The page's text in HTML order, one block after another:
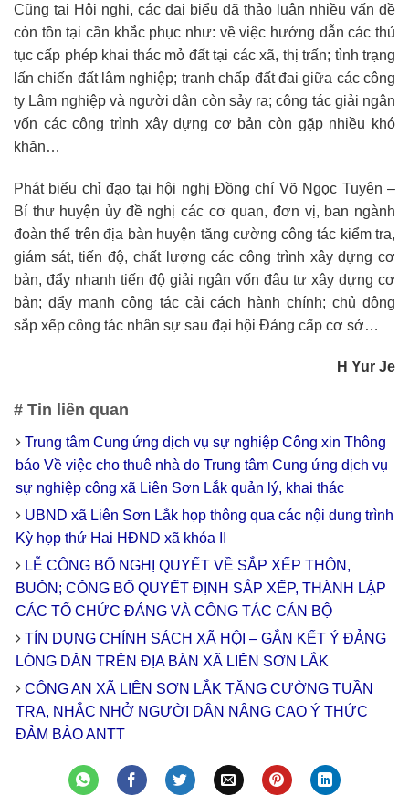
Cũng tại Hội nghị, các đại biểu đã thảo luận nhiều vấn đề
còn tồn tại cần khắc phục như: về việc hướng dẫn các thủ
tục cấp phép khai thác mỏ đất tại các xã, thị trấn; tình trạng
lấn chiến đất lâm nghiệp; tranh chấp đất đai giữa các công
ty Lâm nghiệp và người dân còn sảy ra; công tác giải ngân
vốn các công trình xây dựng cơ bản còn gặp nhiều khó
khăn…
Phát biểu chỉ đạo tại hội nghị Đồng chí Võ Ngọc Tuyên –
Bí thư huyện ủy đề nghị các cơ quan, đơn vị, ban ngành
đoàn thể trên địa bàn huyện tăng cường công tác kiểm tra,
giám sát, tiến độ, chất lượng các công trình xây dựng cơ
bản, đẩy nhanh tiến độ giải ngân vốn đâu tư xây dựng cơ
bản; đẩy mạnh công tác cải cách hành chính; chủ động
sắp xếp công tác nhân sự sau đại hội Đảng cấp cơ sở…
H Yur Je
# Tin liên quan
Trung tâm Cung ứng dịch vụ sự nghiệp Công xin Thông
báo Về việc cho thuê nhà do Trung tâm Cung ứng dịch vụ
sự nghiệp công xã Liên Sơn Lắk quản lý, khai thác
UBND xã Liên Sơn Lắk họp thông qua các nội dung trình
Kỳ họp thứ Hai HĐND xã khóa II
LỄ CÔNG BỐ NGHỊ QUYẾT VỀ SẮP XẾP THÔN,
BUÔN; CÔNG BỐ QUYẾT ĐỊNH SẮP XẾP, THÀNH LẬP
CÁC TỔ CHỨC ĐẢNG VÀ CÔNG TÁC CÁN BỘ
TÍN DỤNG CHÍNH SÁCH XÃ HỘI – GẮN KẾT Ý ĐẢNG
LÒNG DÂN TRÊN ĐỊA BÀN XÃ LIÊN SƠN LẮK
CÔNG AN XÃ LIÊN SƠN LẮK TĂNG CƯỜNG TUẦN
TRA, NHẮC NHỞ NGƯỜI DÂN NÂNG CAO Ý THỨC
ĐẢM BẢO ANTT